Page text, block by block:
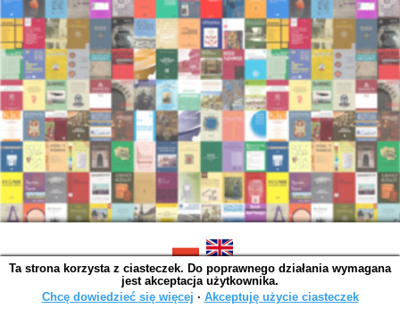
SOWA OPAC v. 6.11.10 (2026-07-24)
Wygenerowano w 0,0064 s.
Ta strona korzysta z ciasteczek. Do poprawnego działania wymagana
jest akceptacja użytkownika.
Chcę dowiedzieć się więcej ∙ Akceptuję użycie ciasteczek